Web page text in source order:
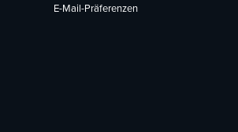
E-Mail-Präferenzen